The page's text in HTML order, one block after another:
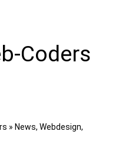
Coders
» News,Webdesign,